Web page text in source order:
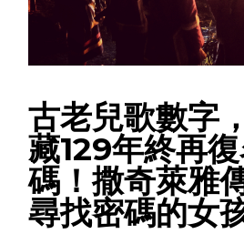
古老兒歌數字
藏129年終再
碼！撒奇萊雅
尋找密碼的女